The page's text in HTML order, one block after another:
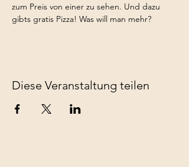
zum Preis von einer zu sehen. Und dazu
gibts gratis Pizza! Was will man mehr?
Diese Veranstaltung teilen